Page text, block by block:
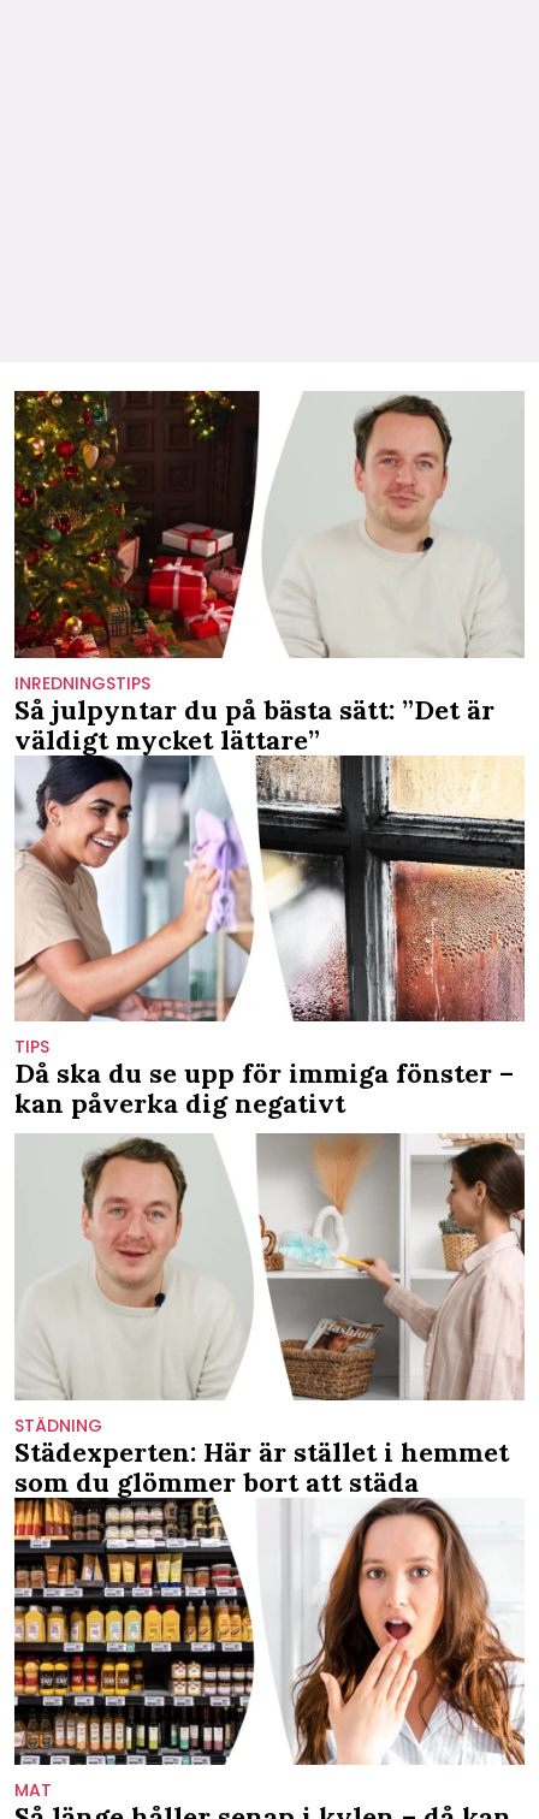
INREDNINGSTIPS
Så julpyntar du på bästa sätt: ”Det är
väldigt mycket lättare”
TIPS
Då ska du se upp för immiga fönster –
kan påverka dig negativt
STÄDNING
Städexperten: Här är stället i hemmet
som du glömmer bort att städa
MAT